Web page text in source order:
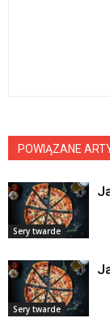
POWIĄZANE
Sery twarde
Sery twarde